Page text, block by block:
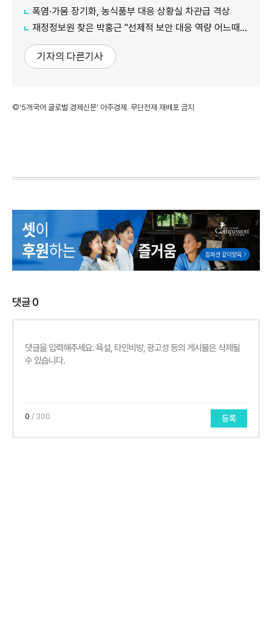
폭염·가뭄 장기화, 농식품부 대응 상황실 차관급 격상
재정정보원 찾은 박홍근 "선제적 보안 대응 역량 어느때보다 중요"
기자의 다른기사
©'5개국어 글로벌 경제신문' 아주경제. 무단전재·재배포 금지
댓글0
0 / 300 등록